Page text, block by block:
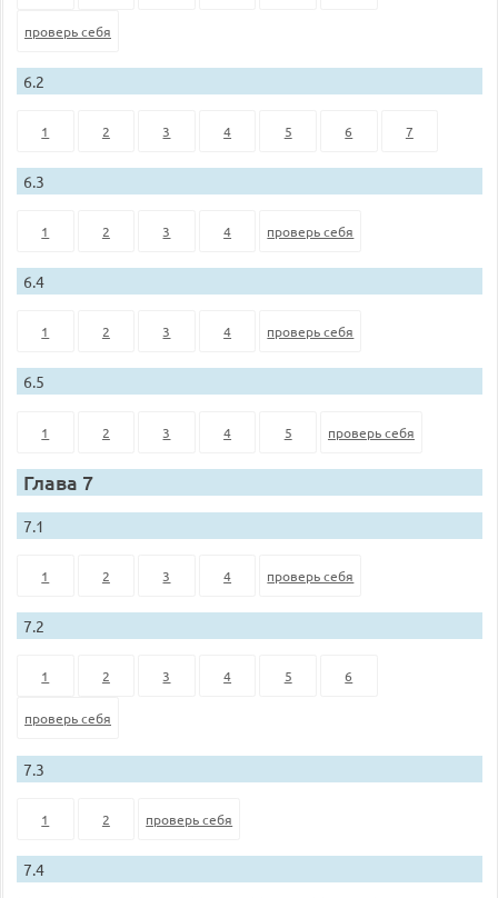
проверь себя
6.2
1 2 3 4 5 6 7
6.3
1 2 3 4 проверь себя
6.4
1 2 3 4 проверь себя
6.5
1 2 3 4 5 проверь себя
Глава 7
7.1
1 2 3 4 проверь себя
7.2
1 2 3 4 5 6
проверь себя
7.3
1 2 проверь себя
7.4